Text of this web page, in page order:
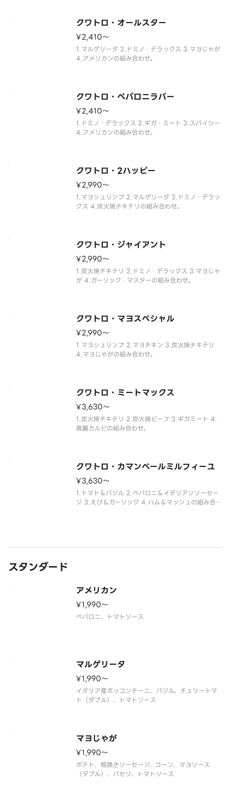
クワトロ・オールスター
¥2,410〜
1.マルゲリータ 2.ドミノ・デラックス 3.マヨじゃが
4.アメリカンの組み合わせ。
クワトロ・ペパロニラバー
¥2,410〜
1.ドミノ・デラックス 2.ギガ・ミート 3.スパイシー
4.アメリカンの組み合わせ。
クワトロ・2ハッピー
¥2,990〜
1.マヨシュリンプ 2.マルゲリータ 3.ドミノ・デラッ
クス 4.炭火焼チキテリの組み合わせ。
クワトロ・ジャイアント
¥2,990〜
1.炭火焼チキテリ 2.ドミノ・デラックス 3.マヨじゃ
が 4.ガーリック・マスターの組み合わせ。
クワトロ・マヨスペシャル
¥2,990〜
1.マヨシュリンプ 2.マヨチキン 3.炭火焼チキテリ
4.マヨじゃがの組み合わせ。
クワトロ・ミートマックス
¥3,630〜
1.炭火焼チキテリ 2.炭火焼ビーフ 3.ギガミート 4.
高麗カルビの組み合わせ。
クワトロ・カマンベールミルフィーユ
¥3,630〜
1.トマト＆バジル 2.ペパロニ＆イタリアンソーセー
ジ 3.えび＆ガーリック 4.ハム＆マッシュの組み合
スタンダード
アメリカン
¥1,990〜
ペパロニ、トマトソース
マルゲリータ
¥1,990〜
イタリア産ボッコンチーニ、バジル、チェリートマ
ト（ダブル）、トマトソース
マヨじゃが
¥1,990〜
ポテト、粗挽きソーセージ、コーン、マヨソース
（ダブル）、パセリ、トマトソース